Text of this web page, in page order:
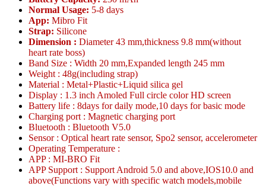
Normal Usage: 5-8 days
App: Mibro Fit
Strap: Silicone
Dimension : Diameter 43 mm,thickness 9.8 mm(without
heart rate boss)
Band Size : Width 20 mm,Expanded length 245 mm
Weight : 48g(including strap)
Material : Metal+Plastic+Liquid silica gel
Display : 1.3 inch Amoled Full circle color HD screen
Battery life : 8days for daily mode,10 days for basic mode
Charging port : Magnetic charging port
Bluetooth : Bluetooth V5.0
Sensor : Optical heart rate sensor, Spo2 sensor, accelerometer
Operating Temperature :
APP : MI-BRO Fit
APP Support : Support Android 5.0 and above,IOS10.0 and
above(Functions vary with specific watch models,mobile